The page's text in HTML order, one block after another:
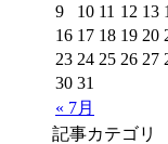
« 7月
9
10 11 12 13
16 17 18 19 20
23 24 25 26 27
30 31
記事カテゴリ